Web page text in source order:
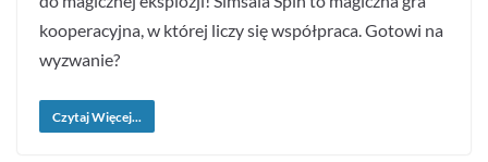
kooperacyjna, w której liczy się współpraca. Gotowi na
wyzwanie?
Czytaj Więcej...